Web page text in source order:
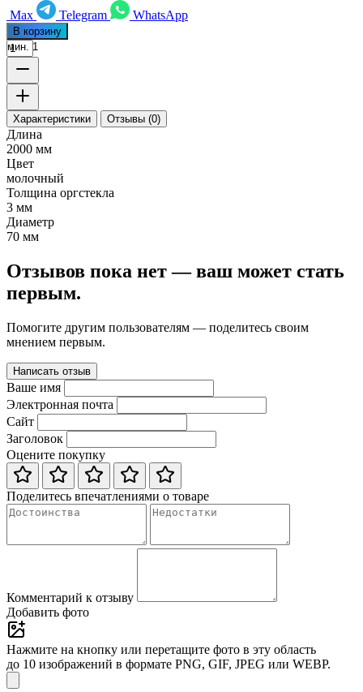
Max
Telegram WhatsApp
В корзину
мин. 1
Характеристики Отзывы (0)
Длина
2000 мм
Цвет
молочный
Толщина оргстекла
3 мм
Диаметр
70 мм
Отзывов пока нет — ваш может стать
первым.
Помогите другим пользователям — поделитесь своим
мнением первым.
Написать отзыв
Ваше имя
Электронная почта
Сайт
Заголовок
Оцените покупку
Поделитесь впечатлениями о товаре
Комментарий к отзыву
Добавить фото
Нажмите на кнопку или перетащите фото в эту область
до 10 изображений в формате PNG, GIF, JPEG или WEBP.